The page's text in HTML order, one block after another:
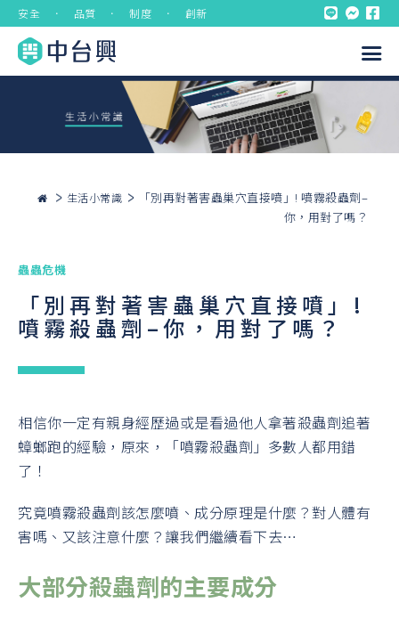
安全 ． 品質 ． 制度 ． 創新
生活小常識
「別再對著害蟲巢穴直接噴」! 噴霧殺蟲劑–
你，用對了嗎？
蟲蟲危機
「別再對著害蟲巢穴直接噴」!
噴霧殺蟲劑–你，用對了嗎？
相信你一定有親身經歷過或是看過他人拿著殺蟲劑追著
蟑螂跑的經驗，原來，「噴霧殺蟲劑」多數人都用錯
了！
究竟噴霧殺蟲劑該怎麼噴、成分原理是什麼？對人體有
害嗎、又該注意什麼？讓我們繼續看下去…
大部分殺蟲劑的主要成分